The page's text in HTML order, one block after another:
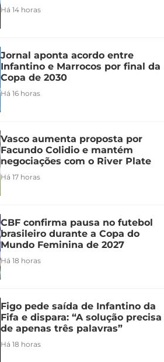
Há 14 horas
Jornal aponta acordo entre
Infantino e Marrocos por final da
Copa de 2030
Há 16 horas
Vasco aumenta proposta por
Facundo Colidio e mantém
negociações com o River Plate
Há 17 horas
CBF confirma pausa no futebol
brasileiro durante a Copa do
Mundo Feminina de 2027
Há 18 horas
Figo pede saída de Infantino da
Fifa e dispara: “A solução precisa
de apenas três palavras”
Há 18 horas